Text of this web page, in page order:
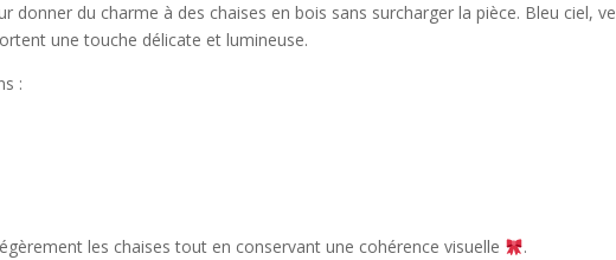
donner du charme à des chaises en bois sans surcharger la pièce. Bleu ciel,
une touche délicate et lumineuse.
:
les chaises tout en conservant une cohérence visuelle .